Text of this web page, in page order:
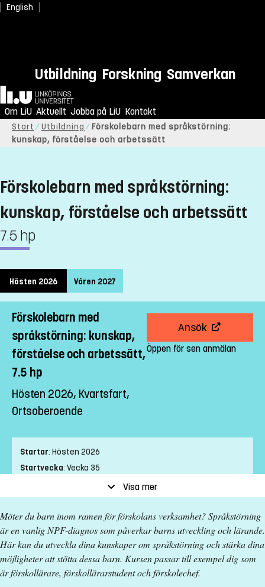
English
Utbildning Forskning Samverkan
Hem
Om LiU Aktuellt Jobba på LiU Kontakt
Start Utbildning
Förskolebarn med språkstörning:
kunskap, förståelse och arbetssätt
Förskolebarn med språkstörning:
kunskap, förståelse och arbetssätt
7.5 hp
Hösten 2026 Våren 2027
Förskolebarn med
språkstörning: kunskap,
förståelse och arbetssätt,
7.5 hp
Hösten 2026, Kvartsfart,
Ortsoberoende
Ansök
Öppen för sen anmälan
Startar: Hösten 2026
Startvecka: Vecka 35
Ort:Ortsoberoende
Studietakt:Kvartsfart
Nivå:Grundnivå
Studieform:Distans
Undervisningstid:Eftermiddagstid
Antal obligatoriska tillfällen:3
Visa mer
Möter du barn inom ramen för förskolans verksamhet? Språkstörning
är en vanlig NPF-diagnos som påverkar barns utveckling och lärande.
Här kan du utveckla dina kunskaper om språkstörning och stärka dina
möjligheter att stötta dessa barn. Kursen passar till exempel dig som
är förskollärare, förskollärarstudent och förskolechef.